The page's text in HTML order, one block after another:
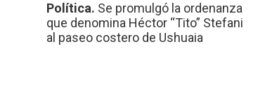
Política. Se promulgó la ordenanza
que denomina Héctor “Tito” Stefani
al paseo costero de Ushuaia